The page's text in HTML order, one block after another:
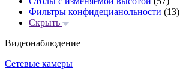
Фильтры конфидецианольности (13)
Скрыть
Видеонаблюдение
Сетевые камеры